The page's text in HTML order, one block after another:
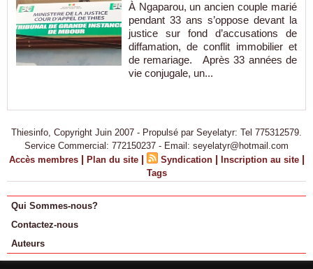
À Ngaparou, un ancien couple marié
pendant 33 ans s’oppose devant la
justice sur fond d’accusations de
diffamation, de conflit immobilier et
de remariage. Après 33 années de
vie conjugale, un...
Thiesinfo, Copyright Juin 2007 - Propulsé par Seyelatyr: Tel 775312579.
Service Commercial: 772150237 - Email: seyelatyr@hotmail.com
Accès membres | Plan du site | Syndication | Inscription au site |
Tags
Qui Sommes-nous?
Contactez-nous
Auteurs